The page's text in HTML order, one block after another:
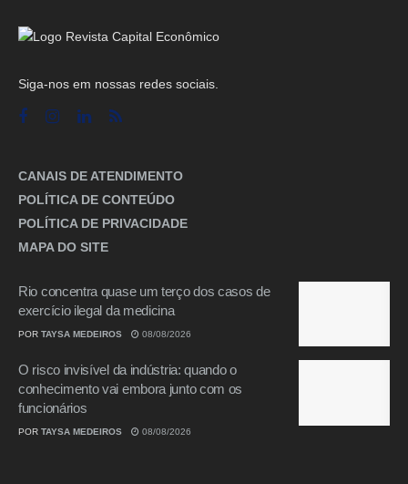
Siga-nos em nossas redes sociais.
CANAIS DE ATENDIMENTO
POLÍTICA DE CONTEÚDO
POLÍTICA DE PRIVACIDADE
MAPA DO SITE
Rio concentra quase um terço dos casos de
exercício ilegal da medicina
POR TAYSA MEDEIROS 08/08/2026
O risco invisível da indústria: quando o
conhecimento vai embora junto com os
funcionários
POR TAYSA MEDEIROS 08/08/2026